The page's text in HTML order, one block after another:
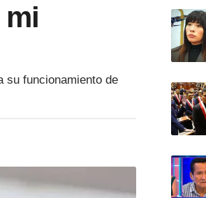
su funcionamiento de